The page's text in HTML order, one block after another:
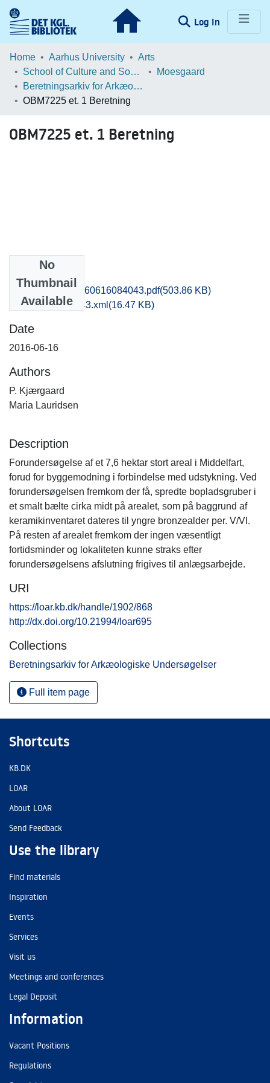
Log In (current)
Communities & Collections
Statistics
Home Aarhus University
Arts
School of Culture and Society
Moesgaard
Beretningsarkiv for Arkæologiske Undersøgelser
OBM7225 et. 1 Beretning
OBM7225 et. 1 Beretning
No
Thumbnail
Available
obm1mala_20160616084043.pdf(503.86 KB)
recordxml_item_43.xml (16.47 KB)
Date
2016-06-16
Authors
P. Kjærgaard
Maria Lauridsen
Description
Forundersøgelse af et 7,6 hektar stort areal i Middelfart,
forud for byggemodning i forbindelse med udstykning. Ved
forundersøgelsen fremkom der få, spredte bopladsgruber i
et smalt bælte cirka midt på arealet, som på baggrund af
keramikinventaret dateres til yngre bronzealder per. V/VI.
På resten af arealet fremkom der ingen væsentligt
fortidsminder og lokaliteten kunne straks efter
forundersøgelsens afslutning frigives til anlægsarbejde.
URI
https://loar.kb.dk/handle/1902/868
http://dx.doi.org/10.21994/loar695
Collections
Beretningsarkiv for Arkæologiske Undersøgelser
Full item page
Shortcuts
KB.DK
LOAR
About LOAR
Send Feedback
Use the library
Find materials
Inspiration
Events
Services
Visit us
Meetings and conferences
Legal Deposit
Information
Vacant Positions
Regulations